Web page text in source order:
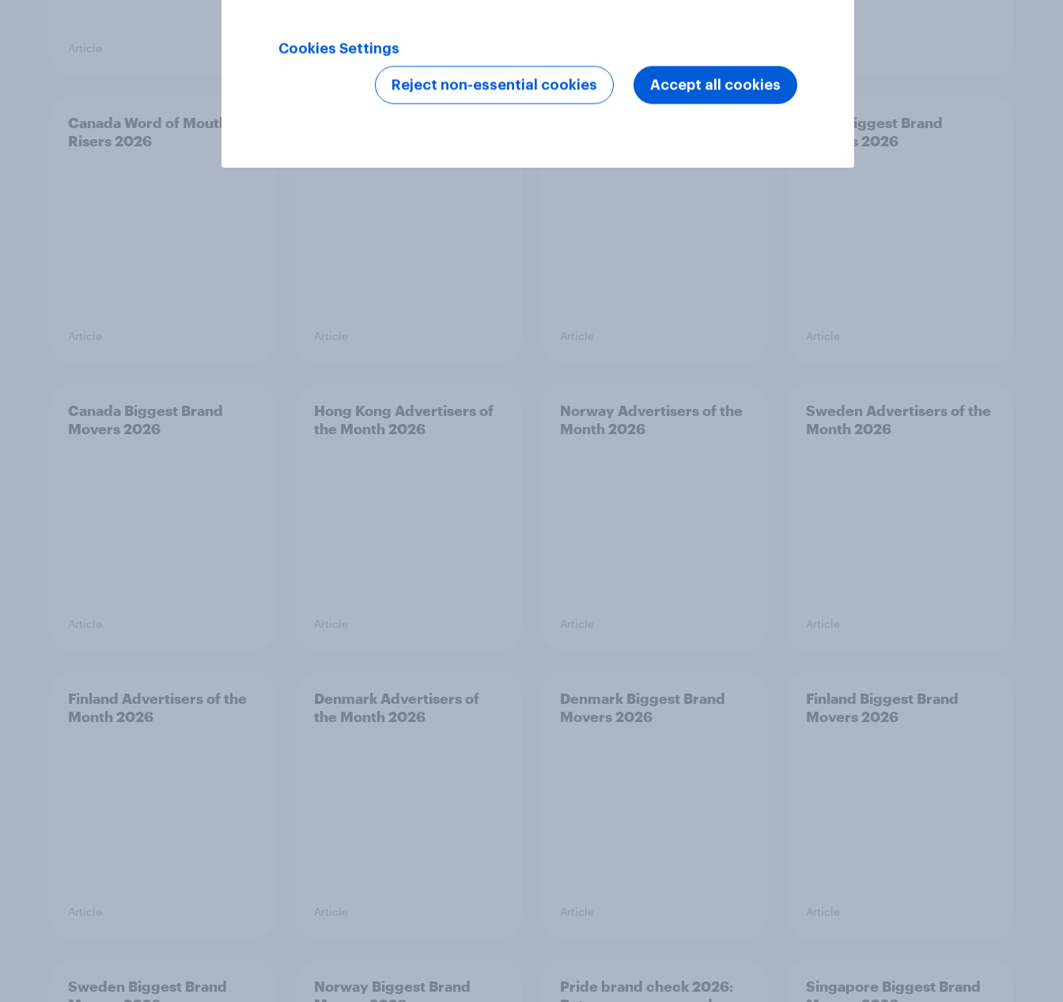
Article Article
Canada Word of Mouth
Risers 2026
Article Article Article
India Biggest Brand
Movers 2026
Article
Canada Biggest Brand
Movers 2026
Article
Hong Kong Advertisers of
the Month 2026
Article
Norway Advertisers of the
Month 2026
Article
Sweden Advertisers of the
Month 2026
Article
Finland Advertisers of the
Month 2026
Article
Denmark Advertisers of
the Month 2026
Article
Denmark Biggest Brand
Movers 2026
Article
Finland Biggest Brand
Movers 2026
Article
Sweden Biggest Brand
Norway Biggest Brand
Pride brand check 2026:
Singapore Biggest Brand
Cookies Settings
Reject non-essential cookies Accept all cookies